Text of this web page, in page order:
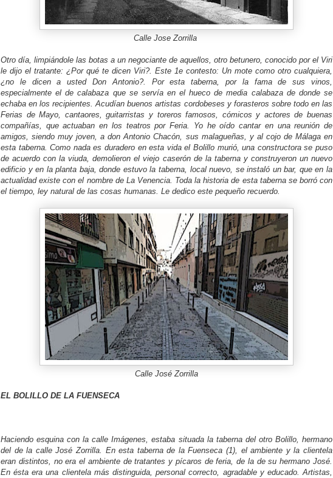
Calle Jose Zorrilla
Otro día, limpiándole las botas a un negociante de aquellos, otro betunero, conocido por el Viri
le dijo el tratante: ¿Por qué te dicen Viri?. Este 1e contesto: Un mote como otro cualquiera,
¿no le dicen a usted Don Antonio?. Por esta taberna, por la fama de sus vinos,
especialmente el de calabaza que se servía en el hueco de media calabaza de donde se
echaba en los recipientes. Acudían buenos artistas cordobeses y forasteros sobre todo en las
Ferias de Mayo, cantaores, guitarristas y toreros famosos, cómicos y actores de buenas
compañías, que actuaban en los teatros por Feria. Yo he oído cantar en una reunión de
amigos, siendo muy joven, a don Antonio Chacón, sus malagueñas, y al cojo de Málaga en
esta taberna. Como nada es duradero en esta vida el Bolillo murió, una constructora se puso
de acuerdo con la viuda, demolieron el viejo caserón de la taberna y construyeron un nuevo
edificio y en la planta baja, donde estuvo la taberna, local nuevo, se instaló un bar, que en la
actualidad existe con el nombre de La Venencia. Toda la historia de esta taberna se borró con
el tiempo, ley natural de las cosas humanas. Le dedico este pequeño recuerdo.
Calle José Zorrilla
EL BOLILLO DE LA FUENSECA
Haciendo esquina con la calle Imágenes, estaba situada la taberna del otro Bolillo, hermano
del de la calle José Zorrilla. En esta taberna de la Fuenseca (1), el ambiente y la clientela
eran distintos, no era el ambiente de tratantes y pícaros de feria, de la de su hermano José.
En ésta era una clientela más distinguida, personal correcto, agradable y educado. Artistas,